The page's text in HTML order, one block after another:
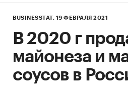
BUSINESSTAT, 19 ФЕВРАЛЯ 2021
В 2020 г
майонеза и
соусов в